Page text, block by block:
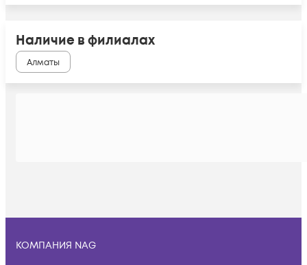
Наличие в филиалах
Алматы
КОМПАНИЯ NAG